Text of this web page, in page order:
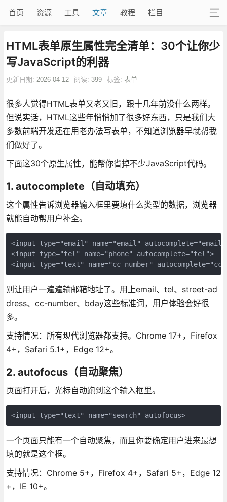
首页 资源 工具 文章 教程 栏目
HTML表单原生属性完全清单：30个让你少
写JavaScript的利器
更新日期: 2026-04-12 阅读: 399 标签: 表单
很多人觉得HTML表单又老又旧，跟十几年前没什么两样。
但说实话，HTML这些年悄悄加了很多好东西，只是我们大
多数前端开发还在用老办法写表单，不知道浏览器早就帮我
们做好了。
下面这30个原生属性，能帮你省掉不少JavaScript代码。
1. autocomplete（自动填充）
这个属性告诉浏览器输入框里要填什么类型的数据，浏览器
就能自动帮用户补全。
<input type="email" name="email"
<input type="tel" name="phone" autocomplete="tel">
<input type="text" name="cc-number" autocomplete="cc-
别让用户一遍遍输邮箱地址了。用上email、tel、street-ad
dress、cc-number、bday这些标准词，用户体验会好很
多。
支持情况：所有现代浏览器都支持。Chrome 17+，Firefox
4+，Safari 5.1+，Edge 12+。
2. autofocus（自动聚焦）
页面打开后，光标自动跑到这个输入框里。
<input type="text" name="search" autofocus>
一个页面只能有一个自动聚焦，而且你要确定用户进来最想
填的就是这个框。
支持情况：Chrome 5+，Firefox 4+，Safari 5+，Edge 12
+，IE 10+。